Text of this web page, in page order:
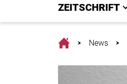
ZEITSCHRIFT
HomeNews